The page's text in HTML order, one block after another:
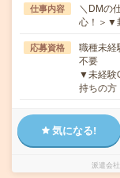
仕事内容
＼DMの
心！＞▼
応募資格
職種未経
不要
▼未経験
持ちの
気になる!
派遣会社